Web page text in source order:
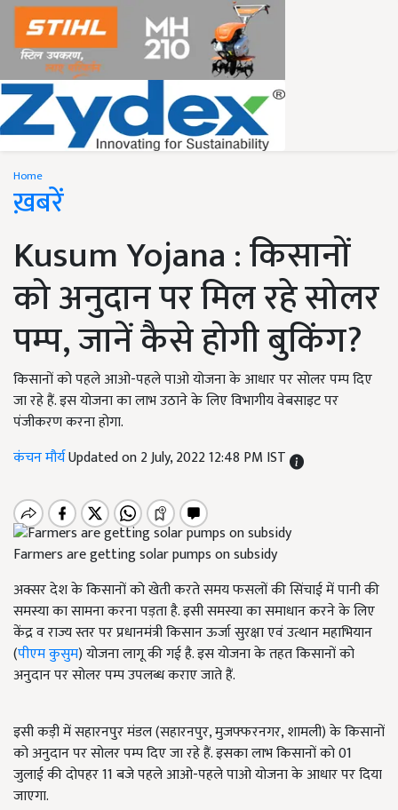
Home
ख़बरें
Kusum Yojana : किसानों
को अनुदान पर मिल रहे सोलर
पम्प, जानें कैसे होगी बुकिंग?
किसानों को पहले आओ-पहले पाओ योजना के आधार पर सोलर पम्प दिए
जा रहे हैं. इस योजना का लाभ उठाने के लिए विभागीय वेबसाइट पर
पंजीकरण करना होगा.
कंचन मौर्यUpdated on 2 July, 2022 12:48 PM IST
Farmers are getting solar pumps on subsidy
अक्सर देश के किसानों को खेती करते समय फसलों की सिंचाई में पानी की
समस्या का सामना करना पड़ता है. इसी समस्या का समाधान करने के लिए
केंद्र व राज्य स्तर पर प्रधानमंत्री किसान ऊर्जा सुरक्षा एवं उत्थान महाभियान
(पीएम कुसुम) योजना लागू की गई है. इस योजना के तहत किसानों को
अनुदान पर सोलर पम्प उपलब्ध कराए जाते हैं.
इसी कड़ी में सहारनपुर मंडल (सहारनपुर, मुजफ्फरनगर, शामली) के किसानों
को अनुदान पर सोलर पम्प दिए जा रहे हैं. इसका लाभ किसानों को 01
जुलाई की दोपहर 11 बजे पहले आओ-पहले पाओ योजना के आधार पर दिया
जाएगा.